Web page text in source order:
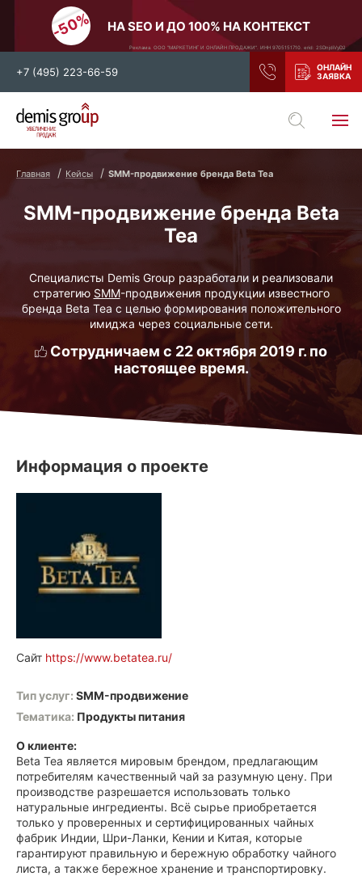
НА SEO И ДО 100% НА КОНТЕКСТ
Реклама. ООО "МАРКЕТИНГ И ОНЛАЙН ПРОДАЖИ". ИНН 9705151710. erid: 2SDnjdiVyD2
+7 (495) 223-66-59
Выберите свой город
Воронеж
Тула
Екатеринбург
Ростов-на-Дону
Казань
и все регионы РФ
Главная Кейсы SMM-продвижение бренда Beta Tea
SMM-продвижение бренда Beta
Tea
Специалисты Demis Group разработали и реализовали
стратегию SMM-продвижения продукции известного
бренда Beta Tea с целью формирования положительного
имиджа через социальные сети.
Сотрудничаем с 22 октября 2019 г. по
настоящее время.
Информация о проекте
Сайт https://www.betatea.ru/
Тип услуг: SMM-продвижение
Тематика: Продукты питания
О клиенте:
Beta Tea является мировым брендом, предлагающим
потребителям качественный чай за разумную цену. При
производстве разрешается использовать только
натуральные ингредиенты. Всё сырье приобретается
только у проверенных и сертифицированных чайных
фабрик Индии, Шри-Ланки, Кении и Китая, которые
гарантируют правильную и бережную обработку чайного
листа, а также бережное хранение и транспортировку.